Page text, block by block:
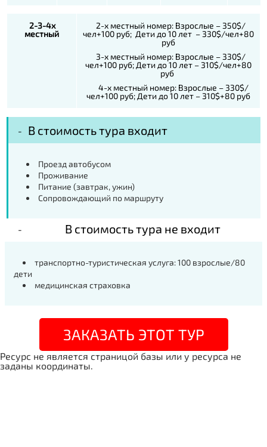
2-3-4х
местный
2-х местный номер: Взрослые – 350$/
чел+100 руб; Дети до 10 лет – 330$/чел+80
руб
3-х местный номер: Взрослые – 330$/
чел+100 руб; Дети до 10 лет – 310$/чел+80
руб
4-х местный номер: Взрослые – 330$/
чел+100 руб; Дети до 10 лет – 310$+80 руб
В стоимость тура входит
Проезд автобусом
Проживание
Питание (завтрак, ужин)
Сопровождающий по маршруту
В стоимость тура не входит
транспортно-туристическая услуга: 100 взрослые/80
дети
медицинская страховка
ЗАКАЗАТЬ ЭТОТ ТУР
Ресурс не является страницой базы или у ресурса не
заданы координаты.